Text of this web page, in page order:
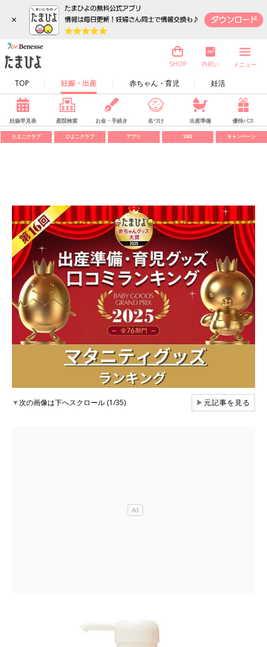
×
TOP 妊娠・出産 赤ちゃん・育児 妊活
SHOP 内祝い メニュー
妊娠早見表 産院検索 お金・手続き 名づけ 出産準備 優待パス
たまごクラブ ひよこクラブ アプリ SNS キャンペーン
▼次の画像は下へスクロール (1/35) ▶元記事を見る